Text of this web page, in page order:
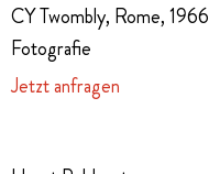
CY Twombly, Rome, 1966
Fotografie
Jetzt anfragen